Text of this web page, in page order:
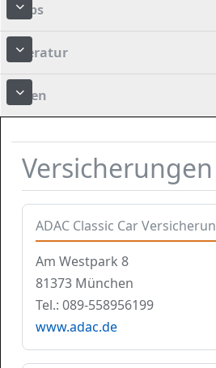
Tipps
Literatur
Foren
Versicherungen
ADAC Classic Car
Am Westpark 8
81373 München
Tel.: 089-558956199
www.adac.de